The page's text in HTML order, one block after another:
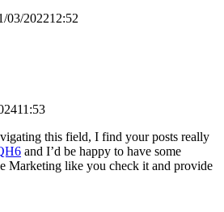
03/202212:52
this field, I find your posts really
and I’d be happy to have some
Marketing like you check it and provide